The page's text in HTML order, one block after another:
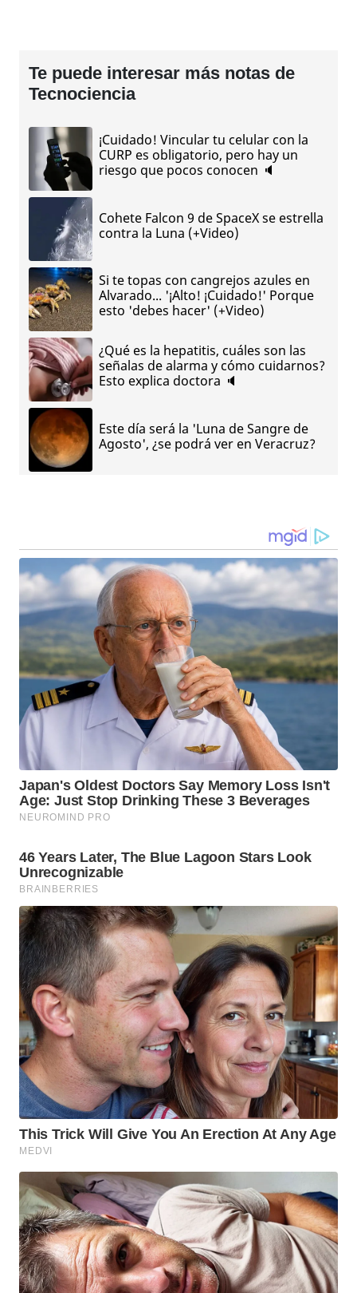
Te puede interesar más notas de
Tecnociencia
¡Cuidado! Vincular tu celular con la
CURP es obligatorio, pero hay un
riesgo que pocos conocen 🔈
Cohete Falcon 9 de SpaceX se estrella
contra la Luna (+Video)
Si te topas con cangrejos azules en
Alvarado... '¡Alto! ¡Cuidado!' Porque
esto 'debes hacer' (+Video)
¿Qué es la hepatitis, cuáles son las
señalas de alarma y cómo cuidarnos?
Esto explica doctora 🔈
Este día será la 'Luna de Sangre de
Agosto', ¿se podrá ver en Veracruz?